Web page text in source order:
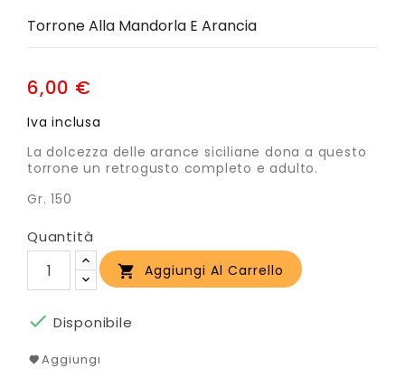
Torrone Alla Mandorla E Arancia
6,00 €
Iva inclusa
La dolcezza delle arance siciliane dona a questo
torrone un retrogusto completo e adulto.
Gr. 150
Quantità
 Aggiungi Al Carrello
 Disponibile
Aggiungi